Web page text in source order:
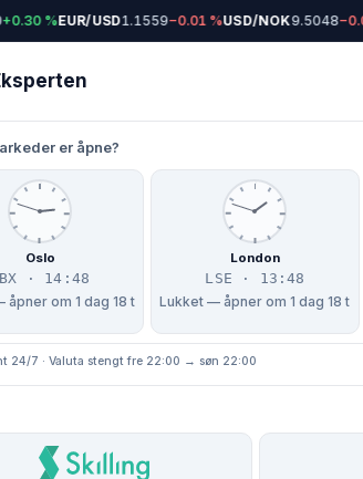
% EUR/USD1.1559−0.01 % USD/NOK9.5048
er åpne?
Oslo
· 14:48
åpner om 1 dag 18 t
London
LSE · 13:48
Lukket — åpner om 1 dag 18 t
24/7 · Valuta stengt fre 22:00 → søn 22:00